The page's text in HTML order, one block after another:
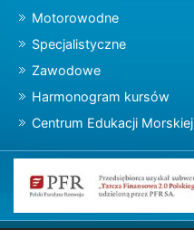
Motorowodne
Specjalistyczne
Zawodowe
Harmonogram kursów
Centrum Edukacji Morskiej